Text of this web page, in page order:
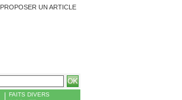
PROPOSER UN ARTICLE
FAITS DIVERS